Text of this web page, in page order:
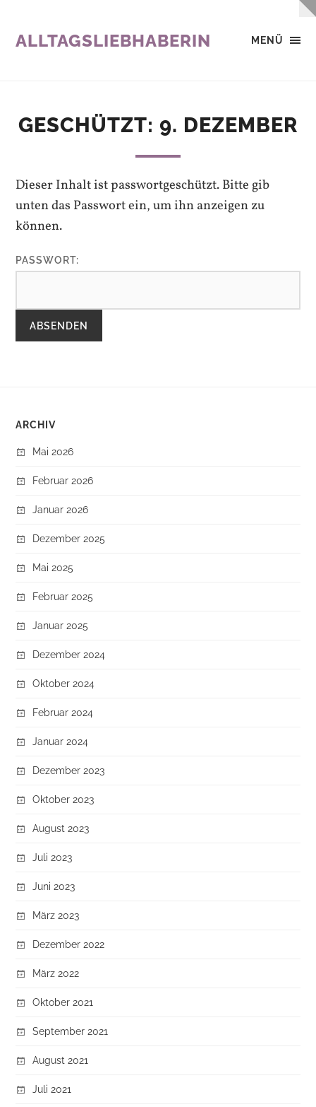
MENÜ
ALLTAGSLIEBHABERIN
GESCHÜTZT: 9. DEZEMBER
Dieser Inhalt ist passwortgeschützt. Bitte gib
unten das Passwort ein, um ihn anzeigen zu
können.
PASSWORT:
ARCHIV
Mai 2026
Februar 2026
Januar 2026
Dezember 2025
Mai 2025
Februar 2025
Januar 2025
Dezember 2024
Oktober 2024
Februar 2024
Januar 2024
Dezember 2023
Oktober 2023
August 2023
Juli 2023
Juni 2023
März 2023
Dezember 2022
März 2022
Oktober 2021
September 2021
August 2021
Juli 2021